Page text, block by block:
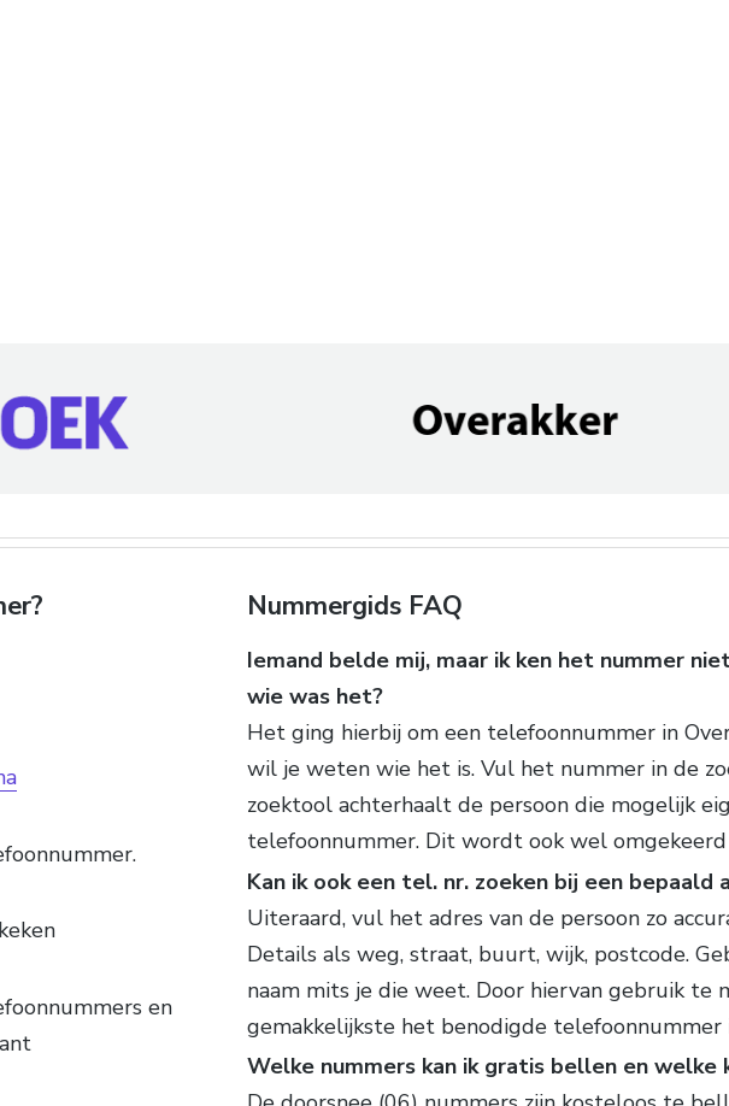
en
Nummergids FAQ
Iemand belde mij, maar ik ken het nummer
wie was het?
Het ging hierbij om een telefoonnummer in
wil je weten wie het is. Vul het nummer in de
zoektool achterhaalt de persoon die mogelijk
telefoonnummer. Dit wordt ook wel omgekeerd
Kan ik ook een tel. nr. zoeken bij een bepaald
Uiteraard, vul het adres van de persoon zo
Details als weg, straat, buurt, wijk, postcode.
naam mits je die weet. Door hiervan gebruik te
gemakkelijkste het benodigde telefoonnummer
Welke nummers kan ik gratis bellen en welke